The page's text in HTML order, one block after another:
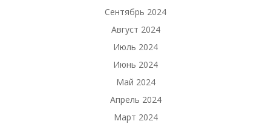
Сентябрь 2024
Август 2024
Июль 2024
Июнь 2024
Май 2024
Апрель 2024
Март 2024